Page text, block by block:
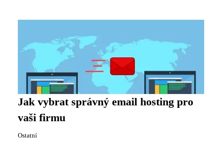
Jak vybrat správný email hosting pro
vaši firmu
Ostatní